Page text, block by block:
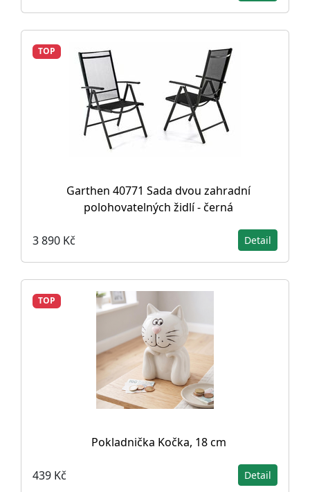
TOP
Garthen 40771 Sada dvou zahradní
polohovatelných židlí - černá
3 890 Kč Detail
TOP
Pokladnička Kočka, 18 cm
439 Kč Detail